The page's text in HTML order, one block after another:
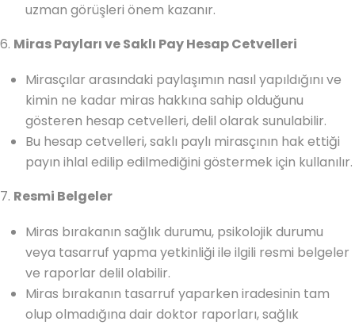
uzman görüşleri önem kazanır.
6. Miras Payları ve Saklı Pay Hesap Cetvelleri
Mirasçılar arasındaki paylaşımın nasıl yapıldığını ve
kimin ne kadar miras hakkına sahip olduğunu
gösteren hesap cetvelleri, delil olarak sunulabilir.
Bu hesap cetvelleri, saklı paylı mirasçının hak ettiği
payın ihlal edilip edilmediğini göstermek için kullanılır.
7. Resmi Belgeler
Miras bırakanın sağlık durumu, psikolojik durumu
veya tasarruf yapma yetkinliği ile ilgili resmi belgeler
ve raporlar delil olabilir.
Miras bırakanın tasarruf yaparken iradesinin tam
olup olmadığına dair doktor raporları, sağlık